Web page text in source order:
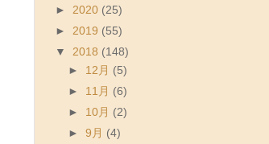
► 2020 (25)
► 2019 (55)
▼ 2018 (148)
► 12月 (5)
► 11月 (6)
► 10月 (2)
►9月 (4)